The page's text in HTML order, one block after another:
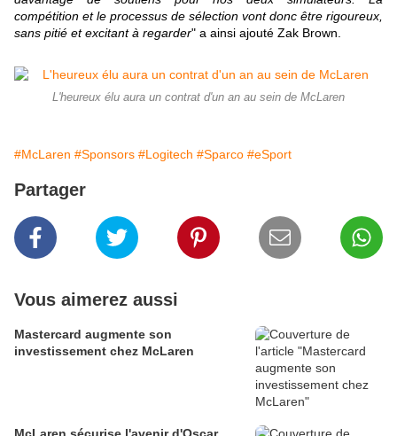
compétition et le processus de sélection vont donc être rigoureux,
sans pitié et excitant à regarder" a ainsi ajouté Zak Brown.
L'heureux élu aura un contrat d'un an au sein de McLaren
#McLaren #Sponsors #Logitech #Sparco #eSport
Partager
Vous aimerez aussi
Mastercard augmente son
investissement chez McLaren